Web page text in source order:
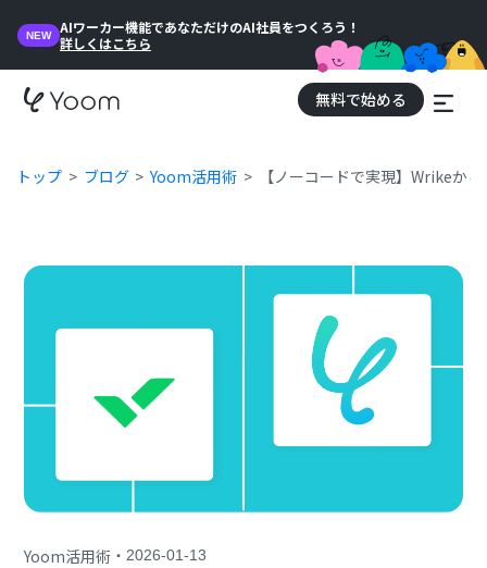
NEW
AIワーカー機能であなただけのAI社員をつくろう！
詳しくはこちら
無料で始める
トップ ブログ Yoom活用術 【ノーコードで実現】Wrikeか
Yoom活用術 ・2026-01-13